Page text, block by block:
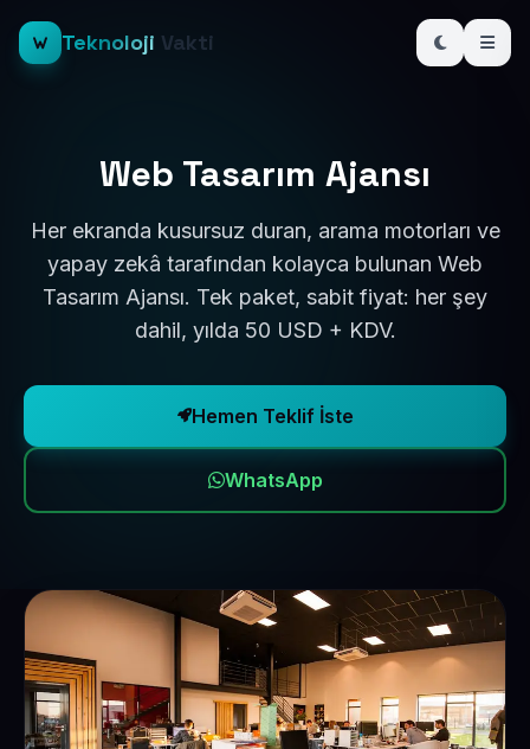
Teknoloji Vakti
Web Tasarım Ajansı
Her ekranda kusursuz duran, arama motorları ve
yapay zekâ tarafından kolayca bulunan Web
Tasarım Ajansı. Tek paket, sabit fiyat: her şey
dahil, yılda 50 USD + KDV.
Hemen Teklif İste
WhatsApp